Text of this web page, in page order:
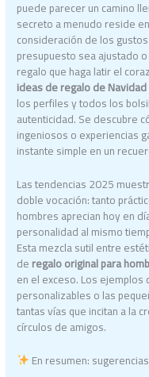
puede parecer un camino
secreto a menudo reside
consideración de los
presupuesto sea ajustado
regalo que haga latir el
ideas de regalo de
los perfiles y todos los
autenticidad. Se descubre
ingeniosos o experiencias
instante simple en un
Las tendencias 2025
doble vocación: tanto
hombres aprecian hoy en
personalidad al mismo
Esta mezcla sutil entre
deregalo original para
en el exceso. Los
personalizables o las
tantas vías que incitan a la
círculos de amigos.
En resumen: